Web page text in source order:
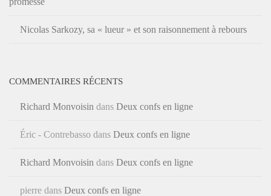
Nicolas Sarkozy, sa « lueur » et son raisonnement à rebours
COMMENTAIRES RÉCENTS
Richard Monvoisin dans Deux confs en ligne
Éric - Contrebasso dans Deux confs en ligne
Richard Monvoisin dans Deux confs en ligne
pierre dans Deux confs en ligne